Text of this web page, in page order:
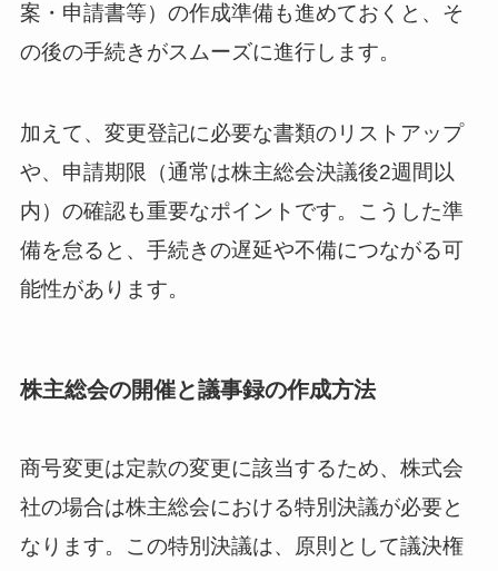
案・申請書等）の作成準備も進めておくと、そ
の後の手続きがスムーズに進行します。
加えて、変更登記に必要な書類のリストアップ
や、申請期限（通常は株主総会決議後2週間以
内）の確認も重要なポイントです。こうした準
備を怠ると、手続きの遅延や不備につながる可
能性があります。
株主総会の開催と議事録の作成方法
商号変更は定款の変更に該当するため、株式会
社の場合は株主総会における特別決議が必要と
なります。この特別決議は、原則として議決権